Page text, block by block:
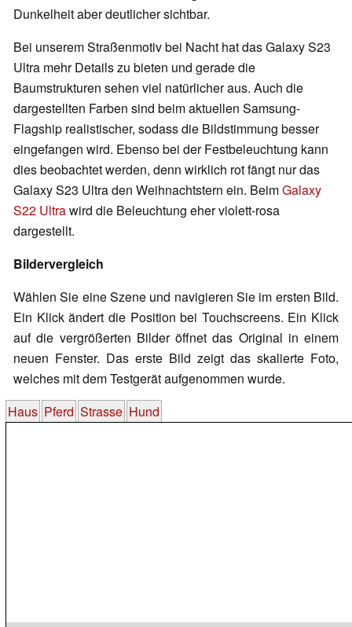
Dunkelheit aber deutlicher sichtbar.
Bei unserem Straßenmotiv bei Nacht hat das Galaxy S23
Ultra mehr Details zu bieten und gerade die
Baumstrukturen sehen viel natürlicher aus. Auch die
dargestellten Farben sind beim aktuellen Samsung-
Flagship realistischer, sodass die Bildstimmung besser
eingefangen wird. Ebenso bei der Festbeleuchtung kann
dies beobachtet werden, denn wirklich rot fängt nur das
Galaxy S23 Ultra den Weihnachtstern ein. BeimGalaxy
S22 Ultrawird die Beleuchtung eher violett-rosa
dargestellt.
Bildervergleich
Wählen Sie eine Szene und navigieren Sie im ersten Bild.
Ein Klick ändert die Position bei Touchscreens. Ein Klick
auf die vergrößerten Bilder öffnet das Original in einem
neuen Fenster. Das erste Bild zeigt das skalierte Foto,
welches mit dem Testgerät aufgenommen wurde.
Haus Pferd Strasse Hund